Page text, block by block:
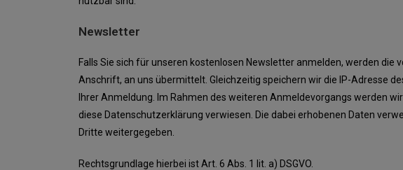
Newsletter
Falls Sie sich für unseren kostenlosen Newsletter anmelden, werden
Anschrift, an uns übermittelt. Gleichzeitig speichern wir die IP-Adresse
Ihrer Anmeldung. Im Rahmen des weiteren Anmeldevorgangs werden
diese Datenschutzerklärung verwiesen. Die dabei erhobenen Daten
Dritte weitergegeben.
Rechtsgrundlage hierbei ist Art. 6 Abs. 1 lit. a) DSGVO.